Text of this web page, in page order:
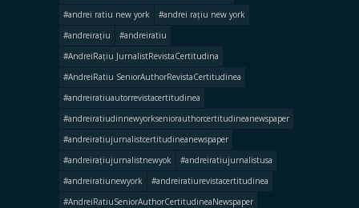
#andrei ratiu new york
#andrei rațiu new york
#andreirațiu
#andreiratiu
#AndreiRațiu JurnalistRevistaCertitudina
#AndreiRatiu SeniorAuthorRevistaCertitudinea
#andreiratiuautorrevistacertitudinea
#andreiratiudinnewyorkseniorauthorcertitudineanewspaper
#andreiratiujurnalistcertitudineanewspaper
#andreirațiujurnalistnewyok
#andreiratiujurnalistusa
#andreiratiunewyork
#andreiratiurevistacertitudinea
#AndreiRatiuSeniorAuthorCertitudineaNewspaper